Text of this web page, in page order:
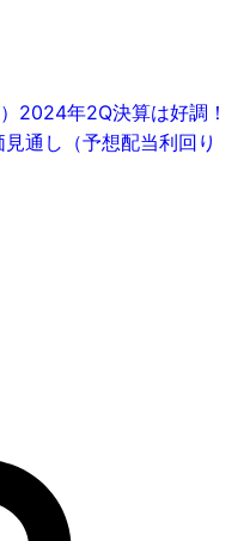
2024年2Q決算は好調！
通し（予想配当利回り